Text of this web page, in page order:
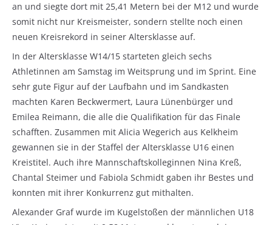
an und siegte dort mit 25,41 Metern bei der M12 und wurde
somit nicht nur Kreismeister, sondern stellte noch einen
neuen Kreisrekord in seiner Altersklasse auf.
In der Altersklasse W14/15 starteten gleich sechs
Athletinnen am Samstag im Weitsprung und im Sprint. Eine
sehr gute Figur auf der Laufbahn und im Sandkasten
machten Karen Beckwermert, Laura Lünenbürger und
Emilea Reimann, die alle die Qualifikation für das Finale
schafften. Zusammen mit Alicia Wegerich aus Kelkheim
gewannen sie in der Staffel der Altersklasse U16 einen
Kreistitel. Auch ihre Mannschaftskolleginnen Nina Kreß,
Chantal Steimer und Fabiola Schmidt gaben ihr Bestes und
konnten mit ihrer Konkurrenz gut mithalten.
Alexander Graf wurde im Kugelstoßen der männlichen U18